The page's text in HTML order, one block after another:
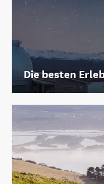
Die besten